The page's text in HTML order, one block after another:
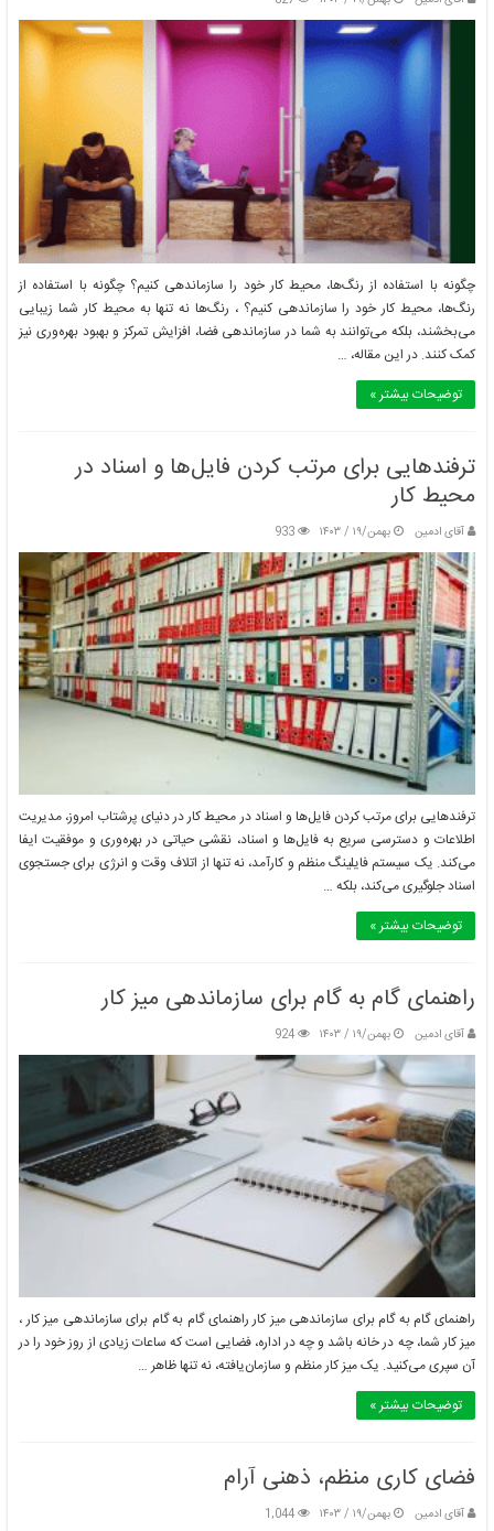
چگونه با استفاده از رنگ‌ها، محیط کار خود را سازماندهی کنیم؟ چگونه با استفاده از
رنگ‌ها، محیط کار خود را سازماندهی کنیم؟ ، رنگ‌ها نه تنها به محیط کار شما زیبایی
می‌بخشند، بلکه می‌توانند به شما در سازماندهی فضا، افزایش تمرکز و بهبود بهره‌وری نیز
کمک کنند. در این مقاله، …
توضیحات بیشتر »
ترفندهایی برای مرتب کردن فایل‌ها و اسناد در
محیط کار
آقای ادمین بهمن/۱۹ / ۱۴۰۳ 933
ترفندهایی برای مرتب کردن فایل‌ها و اسناد در محیط کار در دنیای پرشتاب امروز، مدیریت
اطلاعات و دسترسی سریع به فایل‌ها و اسناد، نقشی حیاتی در بهره‌وری و موفقیت ایفا
می‌کند. یک سیستم فایلینگ منظم و کارآمد، نه تنها از اتلاف وقت و انرژی برای جستجوی
اسناد جلوگیری می‌کند، بلکه …
توضیحات بیشتر »
راهنمای گام به گام برای سازماندهی میز کار
آقای ادمین بهمن/۱۹ / ۱۴۰۳ 924
راهنمای گام به گام برای سازماندهی میز کار راهنمای گام به گام برای سازماندهی میز کار ،
میز کار شما، چه در خانه باشد و چه در اداره، فضایی است که ساعات زیادی از روز خود را در
آن سپری می‌کنید. یک میز کار منظم و سازمان‌یافته، نه تنها ظاهر …
توضیحات بیشتر »
فضای کاری منظم، ذهنی آرام
آقای ادمین بهمن/۱۹ / ۱۴۰۳ 1,044